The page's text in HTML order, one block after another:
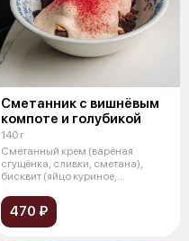
Сметанник с вишнёвым
компоте и голубикой
140 г
Сметанный крем (варёная
сгущёнка, сливки, сметана),
бисквит (яйцо куриное,
470 ₽